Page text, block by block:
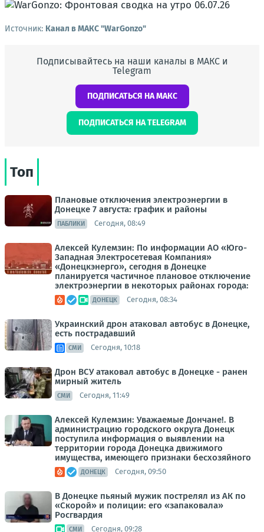
Источник: Канал в МАКС "WarGonzo"
Подписывайтесь на наши каналы в МАКС и
Telegram
ПОДПИСАТЬСЯ НА МАКС
ПОДПИСАТЬСЯ НА TELEGRAM
Топ
Плановые отключения электроэнергии в
Донецке 7 августа: график и районы
ПАБЛИКИ Сегодня, 08:49
Алексей Кулемзин: По информации АО «Юго-
Западная Электросетевая Компания»
«Донецкэнерго», сегодня в Донецке
планируется частичное плановое отключение
электроэнергии в некоторых районах города:
ДОНЕЦК Сегодня, 08:34
Украинский дрон атаковал автобус в Донецке,
есть пострадавший
СМИ Сегодня, 10:18
Дрон ВСУ атаковал автобус в Донецке - ранен
мирный житель
СМИ Сегодня, 11:49
Алексей Кулемзин: Уважаемые Дончане!. В
администрацию городского округа Донецк
поступила информация о выявлении на
территории города Донецка движимого
имущества, имеющего признаки бесхозяйного
ДОНЕЦК Сегодня, 09:50
В Донецке пьяный мужик пострелял из АК по
«Скорой» и полиции: его «запаковала»
Росгвардия
СМИ Сегодня, 09:28